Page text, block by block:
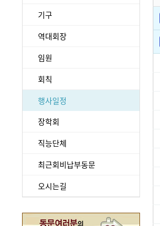
기구
역대회장
임원
회칙
행사일정
장학회
직능단체
최근회비납부동문
오시는길